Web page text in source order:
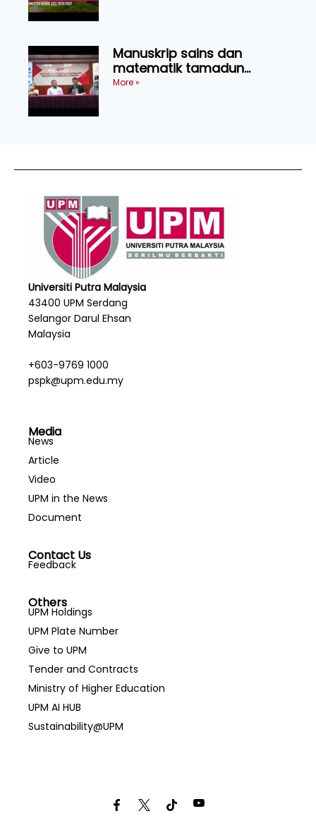
Manuskrip sains dan
matematik tamadun
Melayu abad ke 17 ditemui
More »
Universiti Putra Malaysia
43400 UPM Serdang
Selangor Darul Ehsan
Malaysia
+603-9769 1000
pspk@upm.edu.my
Media
News
Article
Video
UPM in the News
Document
Contact Us
Feedback
Others
UPM Holdings
UPM Plate Number
Give to UPM
Tender and Contracts
Ministry of Higher Education
UPM AI HUB
Sustainability@UPM